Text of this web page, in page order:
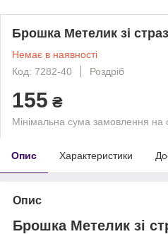
Брошка Метелик зі
Немає в наявності
Код: 7282-40
Роздріб
155 ₴
Мінімальна сума замовлення на
Опис Характеристики
Опис
Брошка Метелик зі